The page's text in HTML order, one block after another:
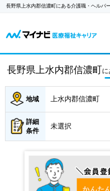
長野県上水内郡信濃町にある介護職・ヘルパ
長野県上水内郡信濃町に
地域 上水内郡信濃町
詳細
条件
未選択